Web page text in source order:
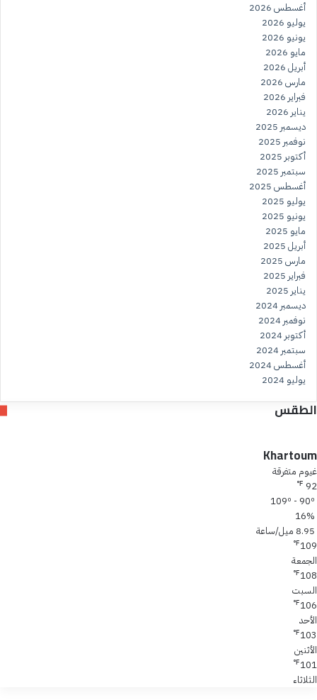
أغسطس 2026
يوليو 2026
يونيو 2026
مايو 2026
أبريل 2026
مارس 2026
فبراير 2026
يناير 2026
ديسمبر 2025
نوفمبر 2025
أكتوبر 2025
سبتمبر 2025
أغسطس 2025
يوليو 2025
يونيو 2025
مايو 2025
أبريل 2025
مارس 2025
فبراير 2025
يناير 2025
ديسمبر 2024
نوفمبر 2024
أكتوبر 2024
سبتمبر 2024
أغسطس 2024
يوليو 2024
الطقس
Khartoum
غيوم متفرقة
92
℉
16%
8.95 ميل/ساعة
109
℉
الجمعة
108
℉
السبت
106
℉
الأحد
103
℉
الأثنين
101
℉
الثلاثاء